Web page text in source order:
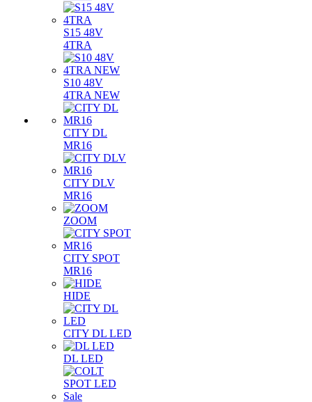
S15 48V
4TRA
S10 48V
4TRA NEW
CITY DL
MR16
CITY DLV
MR16
ZOOM
CITY SPOT
MR16
HIDE
CITY DL LED
DL LED